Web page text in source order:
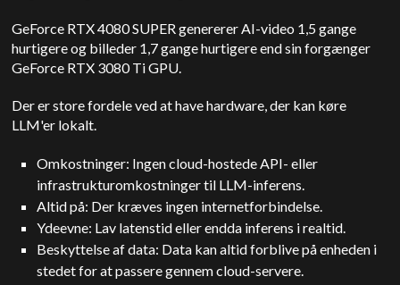
GeForce RTX 4080 SUPER genererer AI-video 1,5 gange
hurtigere og billeder 1,7 gange hurtigere end sin forgænger
GeForce RTX 3080 Ti GPU.
Der er store fordele ved at have hardware, der kan køre
LLM'er lokalt.
Omkostninger: Ingen cloud-hostede API- eller
infrastrukturomkostninger til LLM-inferens.
Altid på: Der kræves ingen internetforbindelse.
Ydeevne: Lav latenstid eller endda inferens i realtid.
Beskyttelse af data: Data kan altid forblive på enheden i
stedet for at passere gennem cloud-servere.